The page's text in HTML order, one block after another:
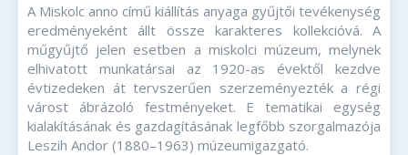
A Miskolc anno című kiállítás anyaga gyűjtői tevékenység
eredményeként állt össze karakteres kollekcióvá. A
műgyűjtő jelen esetben a miskolci múzeum, melynek
elhivatott munkatársai az 1920-as évektől kezdve
évtizedeken át tervszerűen szerzeményezték a régi
várost ábrázoló festményeket. E tematikai egység
kialakításának és gazdagításának legfőbb szorgalmazója
Leszih Andor (1880–1963) múzeumigazgató.